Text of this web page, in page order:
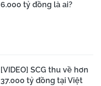
6.000 tỷ đồng là ai?
[VIDEO] SCG thu về hơn
37.000 tỷ đồng tại Việt